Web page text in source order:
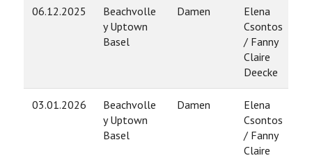
06.12.2025
Beachvolle
y Uptown
Basel
Damen
Elena
Csontos
/ Fanny
Claire
Deecke
03.01.2026
Beachvolle
y Uptown
Basel
Damen
Elena
Csontos
/ Fanny
Claire